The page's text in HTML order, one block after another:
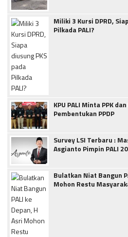
Miliki 3 Kursi DPRD,
Pilkada PALI?
KPU PALI Minta PPK
Pembentukan PPDP
Survey LSI Terbaru :
Asgianto Pimpin PALI
Bulatkan Niat Bangun
Mohon Restu